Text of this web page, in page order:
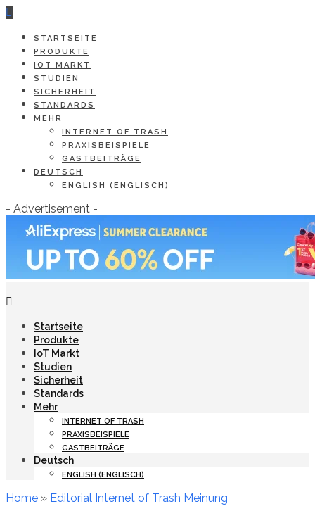
STARTSEITE
PRODUKTE
IOT MARKT
STUDIEN
SICHERHEIT
STANDARDS
MEHR
INTERNET OF TRASH
PRAXISBEISPIELE
GASTBEITRÄGE
DEUTSCH
ENGLISH
(ENGLISCH )
- Advertisement -
Startseite
Produkte
IoT Markt
Studien
Sicherheit
Standards
Mehr
INTERNET OF TRASH
PRAXISBEISPIELE
GASTBEITRÄGE
Deutsch
ENGLISH (ENGLISCH)
Home » Editorial Internet of Trash Meinung